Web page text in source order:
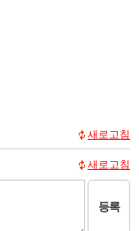
새로고침
새로고침
등록